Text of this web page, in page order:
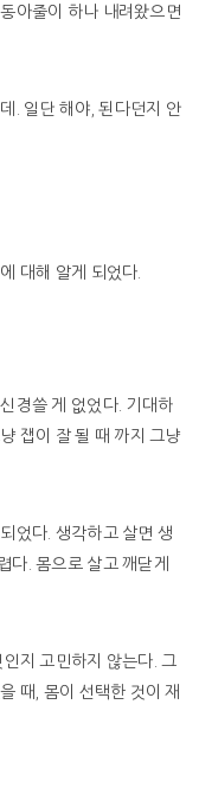
아줄이 하나 내려왔으면
. 일단 해야, 된다던지 안
대해 알게 되었다.
경쓸 게 없었다. 기대하
잽이 잘 될 때 까지 그냥
었다. 생각하고 살면 생
다. 몸으로 살고 깨닫게
지 고민하지 않는다. 그
때, 몸이 선택한 것이 재